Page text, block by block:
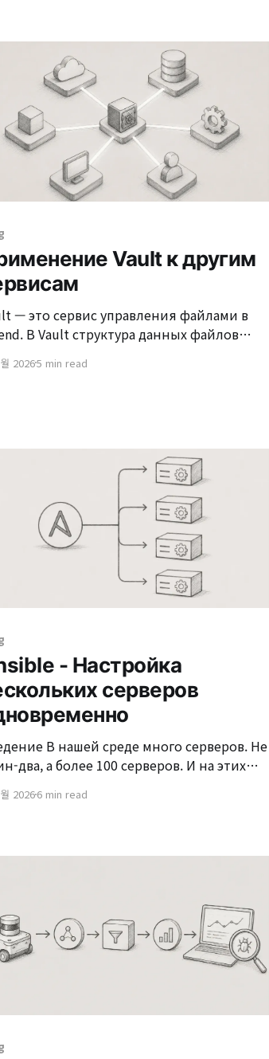
чтобы создать код для
но теперь всего лишь с помощью
слов в запросе я
Vault к другим
— это сервис управления файлами в
В Vault структура данных файлов
структурированы
файл, используемое дисковое
соответствует лишь объему
20265 min read
- Настройка
серверов
среде много серверов. Не
два, а более 100 серверов. И на этих
мы получаем внешние библиотеки
их один раз и кэширует,
20266 min read